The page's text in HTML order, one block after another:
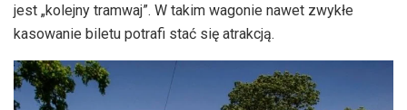
jest „kolejny tramwaj”. W takim wagonie nawet zwykłe
kasowanie biletu potrafi stać się atrakcją.